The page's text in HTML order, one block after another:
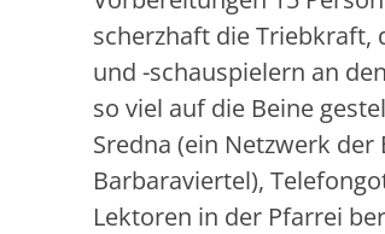
scherzhaft die Triebkraft,
und -schauspielern an
so viel auf die Beine
Sredna (ein Netzwerk
Barbaraviertel),
Lektoren in der Pfarrei